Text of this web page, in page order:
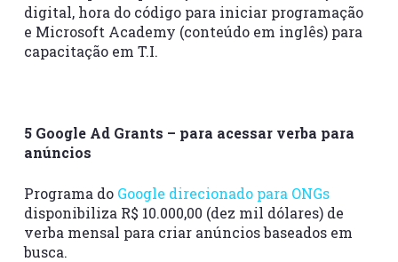
digital, hora do código para iniciar programação
e Microsoft Academy (conteúdo em inglês) para
capacitação em T.I.
5 Google Ad Grants – para acessar verba para
anúncios
Programa do Google direcionado para ONGs
disponibiliza R$ 10.000,00 (dez mil dólares) de
verba mensal para criar anúncios baseados em
busca.